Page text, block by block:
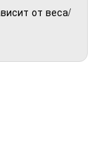
от веса/